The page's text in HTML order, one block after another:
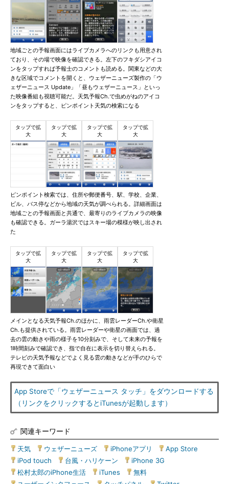
地域ごとの予報画面にはライブカメラへのリンクも用意され
ており、その場で映像を確認できる。左下のフキダシアイコ
ンをタップすれば予報士のコメントも読める。関東などの大
きな区域でコメントを開くと、ウェザーニューズ製作の「ウ
ェザーニュース Update」「昼もウェザーニュース」といっ
た映像番組も視聴可能だ。天気予報Ch.で虫めがねのアイコ
ンをタップすると、ピンポイント天気の検索になる
ピンポイント検索では、住所や郵便番号、駅、学校、企業、
ビル、バス停などから地域の天気が調べられる。詳細画面は
地域ごとの予報画面と共通で、最寄りのライブカメラの映像
も確認できる。ガーラ湯沢ではスキー場の模様が映し出され
た
メインとなる天気予報Ch.のほかに、雨雲レーダーCh.や衛星
Ch.も提供されている。雨雲レーダーや衛星の画面では、過
去の雲の動きや雨の様子を10分刻みで、そして未来の予報を
1時間刻みで確認でき、指で自在に表示を切り替えられる。
テレビの天気予報などでよく見る雲の動きなどが手のひらで
再現できて面白い
App Storeで「ウェザーニュース タッチ」をダウンロードする
（リンクをクリックするとiTunesが起動します）
関連キーワード
天気 ウェザーニューズ iPhoneアプリ App Store
iPod touch
台風・ハリケーン iPhone 3G
松村太郎のiPhone生活
iTunes 無料